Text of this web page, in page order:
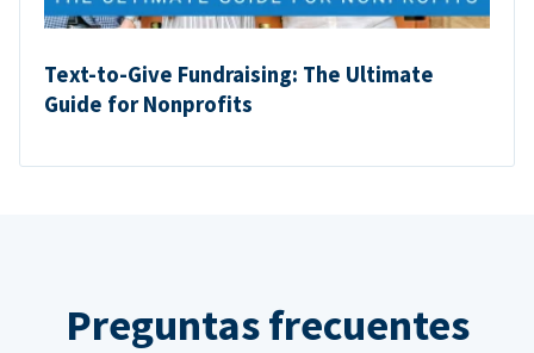
Text-to-Give Fundraising: The Ultimate
Guide for Nonprofits
Preguntas frecuentes